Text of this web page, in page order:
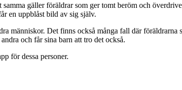
gäller föräldrar som ger tomt beröm och
en uppblåst bild av sig själv.
Det finns också många fall där föräldrarna
och får sina barn att tro det också.
för dessa personer.